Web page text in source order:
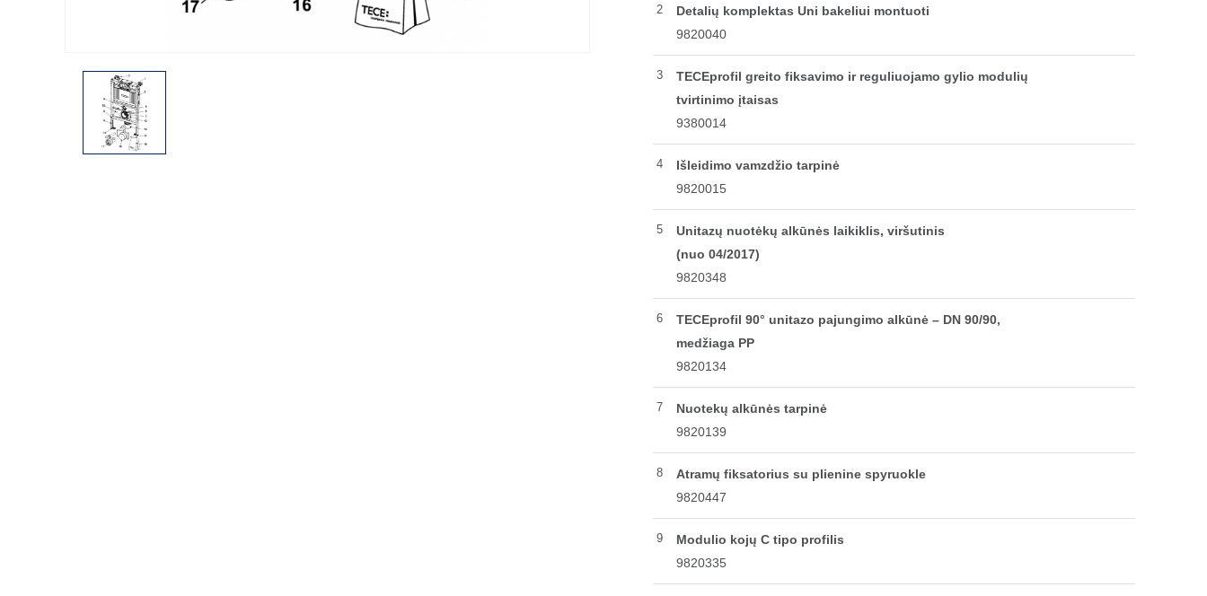
2
Detalių komplektas Uni bakeliui montuoti
9820040
3
TECEprofil greito fiksavimo ir reguliuojamo gylio modulių
tvirtinimo įtaisas
9380014
4
Išleidimo vamzdžio tarpinė
9820015
5
Unitazų nuotėkų alkūnės laikiklis, viršutinis
(nuo 04/2017)
9820348
6
TECEprofil 90° unitazo pajungimo alkūnė – DN 90/90,
medžiaga PP
9820134
7
Nuotekų alkūnės tarpinė
9820139
8
Atramų fiksatorius su plienine spyruokle
9820447
9
Modulio kojų C tipo profilis
9820335